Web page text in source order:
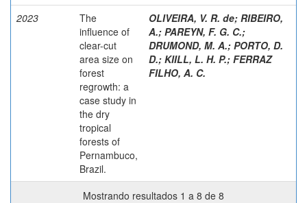
2023
The
influence of
clear-cut
area size on
forest
regrowth: a
case study in
the dry
tropical
forests of
Pernambuco,
Brazil.
OLIVEIRA, V. R. de; RIBEIRO,
A.; PAREYN, F. G. C.;
DRUMOND, M. A.; PORTO, D.
D.; KIILL, L. H. P.; FERRAZ
FILHO, A. C.
Mostrando resultados 1 a 8 de 8